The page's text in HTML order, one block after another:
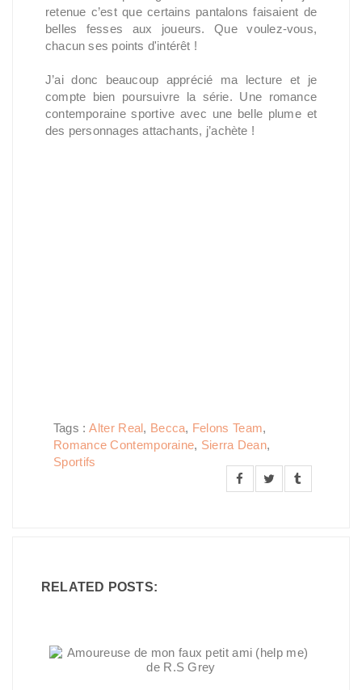
retenue c’est que certains pantalons faisaient de
belles fesses aux joueurs. Que voulez-vous,
chacun ses points d'intérêt !
J’ai donc beaucoup apprécié ma lecture et je
compte bien poursuivre la série. Une romance
contemporaine sportive avec une belle plume et
des personnages attachants, j’achète !
Tags :Alter Real, Becca, Felons Team,
Romance Contemporaine, Sierra Dean,
Sportifs
RELATED POSTS: